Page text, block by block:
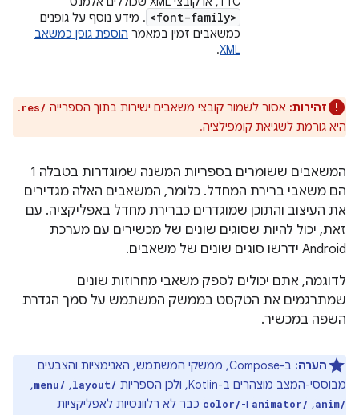
<font-family> . מידע נוסף על גופנים
כמשאבים זמין במאמר הוספת גופן כמשאב
XML
.
זהירות: אסור לשמור קובצי משאבים ישירות בתוך הספרייה res/
.
היא גורמת לשגיאת קומפילציה.
המשאבים ששומרים בספריות המשנה שמוגדרות בטבלה 1
הם משאבי ברירת המחדל. כלומר, המשאבים האלה מגדירים
את העיצוב והתוכן שמוגדרים כברירת מחדל באפליקציה. עם
זאת, יכול להיות שסוגים שונים של מכשירים עם מערכת
Android ידרשו סוגים שונים של משאבים.
לדוגמה, אתם יכולים לספק משאבי מחרוזות שונים
שמתרגמים את הטקסט בממשק המשתמש על סמך הגדרת
השפה במכשיר.
הערה:
ב-Compose, ממשקי המשתמש, האנימציות והצבעים
מבוססי-המצב מוצהרים ב-Kotlin, ולכן הספריות
layout/
,
menu/
,
anim/
,
animator/ ו-color/ כבר לא רלוונטיות לאפליקציות